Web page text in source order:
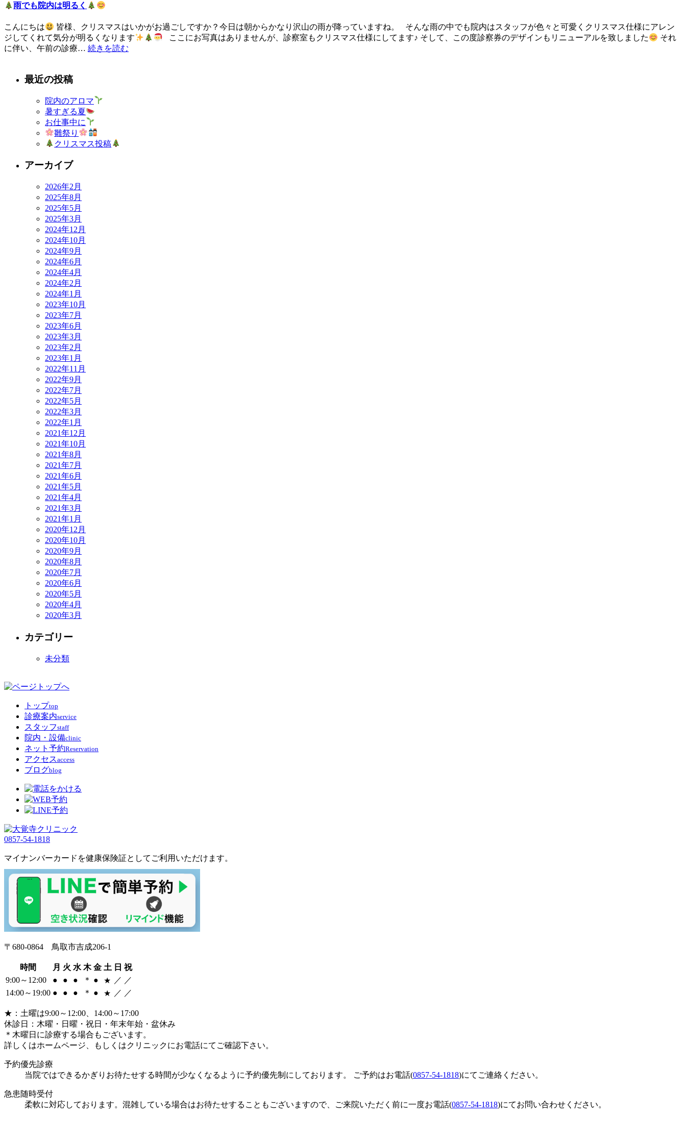
雨でも院内は明るく
こんにちは
皆様、クリスマスはいかがお過ごしですか？今日は朝からかなり沢山の雨が降っていますね。 そんな雨の中でも院内はスタッフが色々と可愛くクリスマス仕様にアレン
ジしてくれて気分が明るくなります
ここにお写真はありませんが、診察室もクリスマス仕様にしてます♪ そして、この度診察券のデザインもリニューアルを致しました
それ
に伴い、午前の診療… 続きを読む
最近の投稿
院内のアロマ
暑すぎる夏
お仕事中に
雛祭り
クリスマス投稿
アーカイブ
2026年2月
2025年8月
2025年5月
2025年3月
2024年12月
2024年10月
2024年9月
2024年6月
2024年4月
2024年2月
2024年1月
2023年10月
2023年7月
2023年6月
2023年3月
2023年2月
2023年1月
2022年11月
2022年9月
2022年7月
2022年5月
2022年3月
2022年1月
2021年12月
2021年10月
2021年8月
2021年7月
2021年6月
2021年5月
2021年4月
2021年3月
2021年1月
2020年12月
2020年10月
2020年9月
2020年8月
2020年7月
2020年6月
2020年5月
2020年4月
2020年3月
カテゴリー
未分類
トップtop
診療案内service
スタッフstaff
院内・設備clinic
ネット予約Reservation
アクセスaccess
ブログblog
0857-54-1818
マイナンバーカードを健康保険証としてご利用いただけます。
〒680-0864 鳥取市吉成206-1
時間 月 火 水 木 金 土 日 祝
9:00～12:00
● ● ● ＊ ● ★ ／ ／
14:00～19:00 ● ● ● ＊ ● ★ ／ ／
★ ：土曜は9:00～12:00、14:00～17:00
休診日：木曜・日曜・祝日・年末年始・盆休み
＊ 木曜日に診療する場合もございます。
詳しくはホームページ、もしくはクリニックにお電話にてご確認下さい。
予約優先診療
当院ではできるかぎりお待たせする時間が少なくなるように予約優先制にしております。 ご予約はお電話(0857-54-1818)にてご連絡ください。
急患随時受付
柔軟に対応しております。混雑している場合はお待たせすることもございますので、ご来院いただく前に一度お電話(0857-54-1818)にてお問い合わせください。